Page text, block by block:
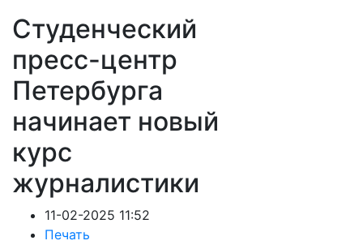
Студенческий
пресс-центр
Петербурга
начинает новый
курс
журналистики
11-02-2025 11:52
Печать